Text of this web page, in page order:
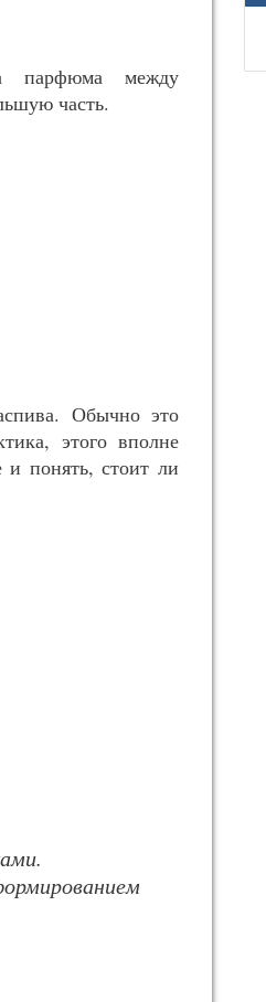
парфюма между
часть.
Обычно это
этого вполне
и понять, стоит ли